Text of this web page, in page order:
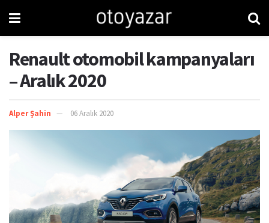
Renault otomobil kampanyaları
– Aralık 2020
Alper Şahin 06 Aralık 2020